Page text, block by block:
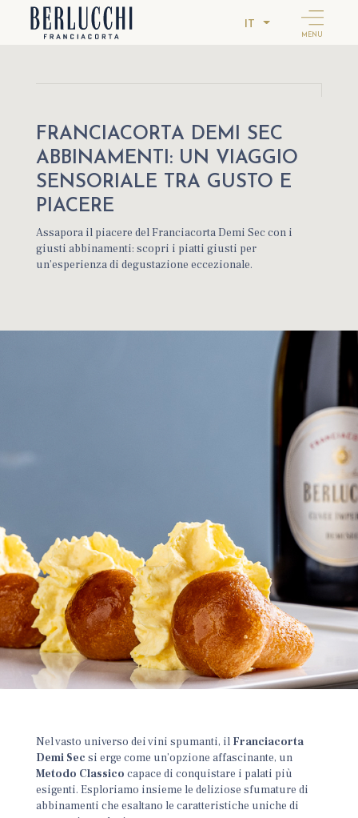
IT
MENU
FRANCIACORTA DEMI SEC
ABBINAMENTI: UN VIAGGIO
SENSORIALE TRA GUSTO E
PIACERE
Assapora il piacere del Franciacorta Demi Sec con i
giusti abbinamenti: scopri i piatti giusti per
un’esperienza di degustazione eccezionale.
Nel vasto universo dei vini spumanti, il Franciacorta
Demi Sec si erge come un’opzione affascinante, un
Metodo Classico capace di conquistare i palati più
esigenti. Esploriamo insieme le deliziose sfumature di
abbinamenti che esaltano le caratteristiche uniche di